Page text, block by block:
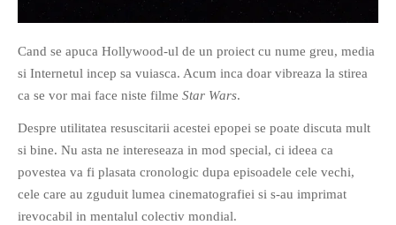
Cand se apuca Hollywood-ul de un proiect cu nume greu, media
si Internetul incep sa vuiasca. Acum inca doar vibreaza la stirea
ca se vor mai face niste filme Star Wars.
Despre utilitatea resuscitarii acestei epopei se poate discuta mult
si bine. Nu asta ne intereseaza in mod special, ci ideea ca
povestea va fi plasata cronologic dupa episoadele cele vechi,
cele care au zguduit lumea cinematografiei si s-au imprimat
irevocabil in mentalul colectiv mondial.